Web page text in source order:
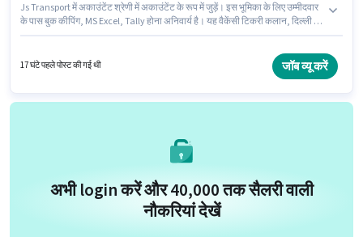
Js Transport में अकाउंटेंट श्रेणी में अकाउंटेंट के रूप में जुड़ें। इस भूमिका के लिए उम्मीदवार
के पास बुक कीपिंग, MS Excel, Tally होना अनिवार्य है। यह वैकेंसी टिकरी कलान, दिल्ली में
डिग्री या सर्टिफिकेट होना चाहिए।
17 घंटे पहले पोस्ट की गई थी जॉब व्यू करें
अभी login करें और ₹40,000 तक सैलरी वाली
नौकरियां देखें